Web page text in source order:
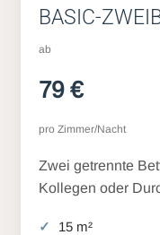
BASIC-
ab
79 €
pro Zimmer/Nacht
Zwei getrennte
Kollegen oder
15 m²